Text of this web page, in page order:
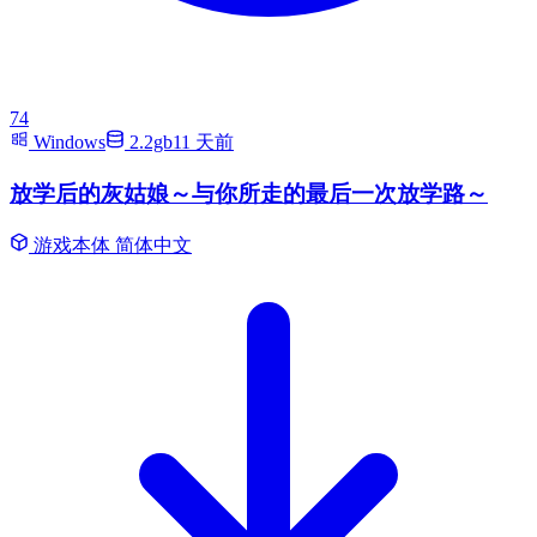
74
Windows
2.2gb11 天前
放学后的灰姑娘～与你所走的最后一次放学路～
游戏本体 简体中文